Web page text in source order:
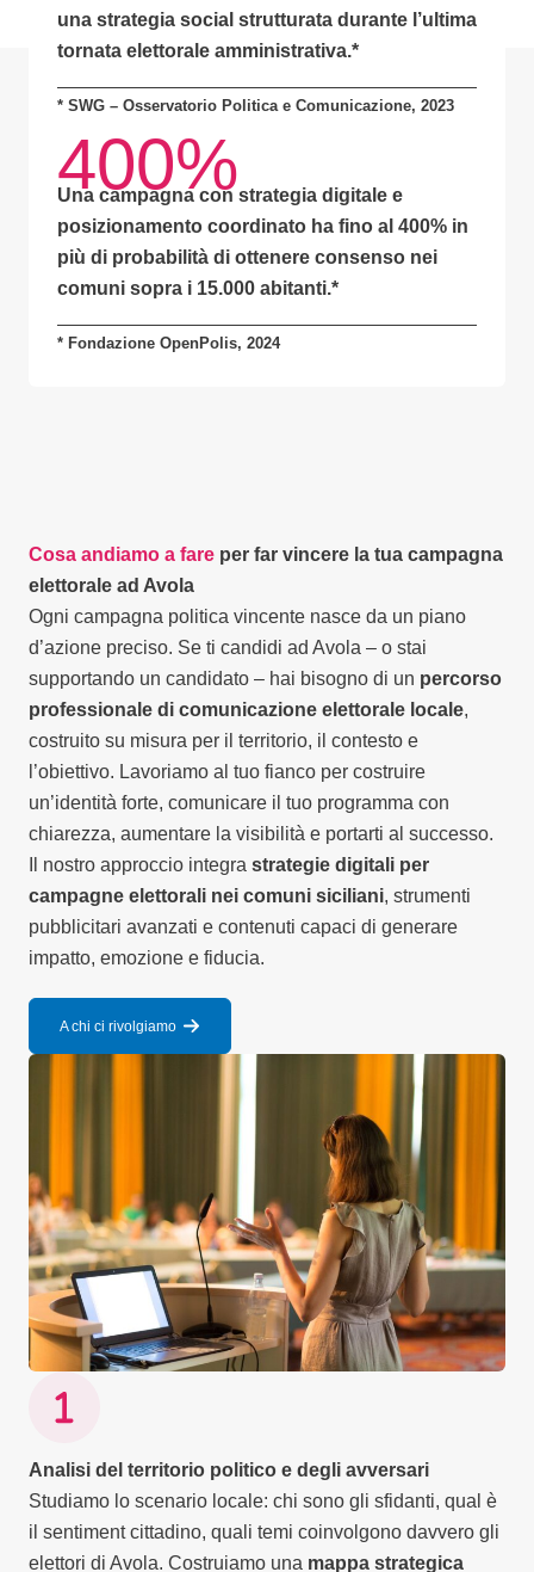
una strategia social strutturata durante l’ultima
tornata elettorale amministrativa.*
* SWG – Osservatorio Politica e Comunicazione, 2023
400%
Una campagna con strategia digitale e
posizionamento coordinato ha fino al 400% in
più di probabilità di ottenere consenso nei
comuni sopra i 15.000 abitanti.*
* Fondazione OpenPolis, 2024
Cosa andiamo a fare per far vincere la tua campagna
elettorale ad Avola
Ogni campagna politica vincente nasce da un piano
d’azione preciso. Se ti candidi ad Avola – o stai
supportando un candidato – hai bisogno di un percorso
professionale di comunicazione elettorale locale,
costruito su misura per il territorio, il contesto e
l’obiettivo. Lavoriamo al tuo fianco per costruire
un’identità forte, comunicare il tuo programma con
chiarezza, aumentare la visibilità e portarti al successo.
Il nostro approccio integra strategie digitali per
campagne elettorali nei comuni siciliani, strumenti
pubblicitari avanzati e contenuti capaci di generare
impatto, emozione e fiducia.
A chi ci rivolgiamo
Analisi del territorio politico e degli avversari
Studiamo lo scenario locale: chi sono gli sfidanti, qual è
il sentiment cittadino, quali temi coinvolgono davvero gli
elettori di Avola. Costruiamo una mappa strategica